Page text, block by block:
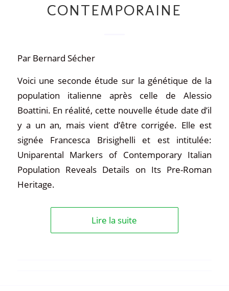
CONTEMPORAINE
Par Bernard Sécher
Voici une seconde étude sur la génétique de la
population italienne après celle de Alessio
Boattini. En réalité, cette nouvelle étude date d’il
y a un an, mais vient d’être corrigée. Elle est
signée Francesca Brisighelli et est intitulée:
Uniparental Markers of Contemporary Italian
Population Reveals Details on Its Pre-Roman
Heritage.
Lire la suite